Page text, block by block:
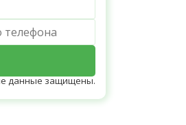
данные защищены.